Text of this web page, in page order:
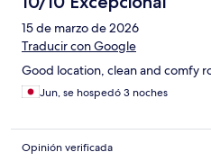
15 de marzo de 2026
Traducir con Google
Good location, clean and comfy
Jun, se hospedó 3 noches
Opinión verificada